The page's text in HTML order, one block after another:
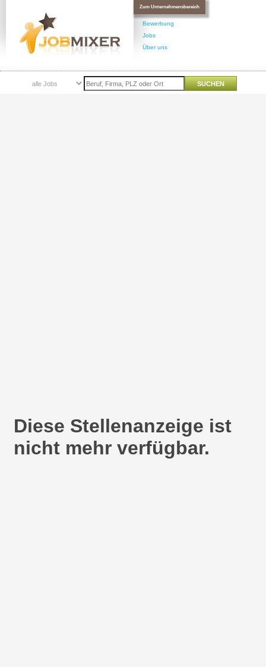
Zum Unternehmensbereich
Bewerbung
Jobs
Über uns